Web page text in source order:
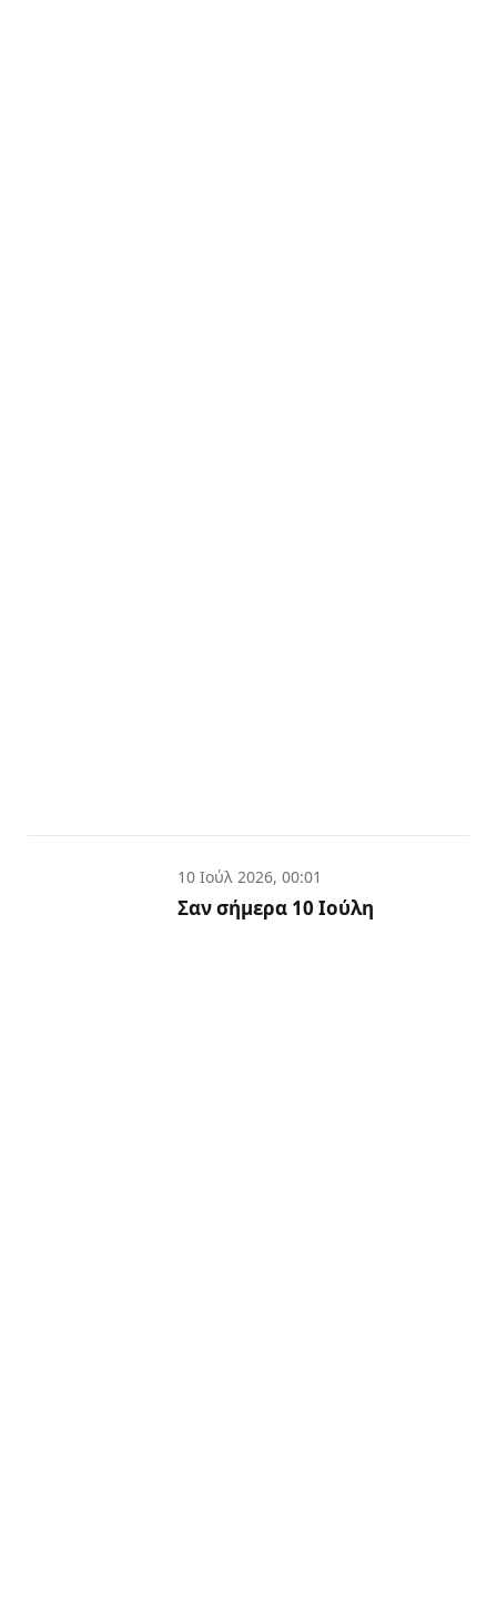
10 Ιούλ 2026, 00:01
Σαν σήμερα 10 Ιούλη